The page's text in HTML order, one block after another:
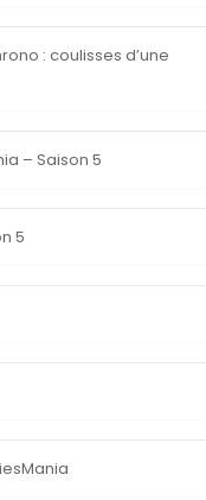
: coulisses d’une
– Saison 5
5